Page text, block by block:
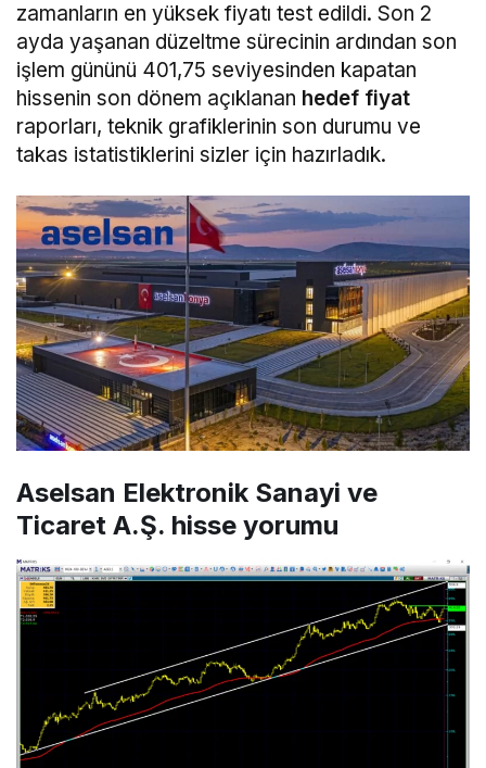
zamanların en yüksek fiyatı test edildi. Son 2
ayda yaşanan düzeltme sürecinin ardından son
işlem gününü 401,75 seviyesinden kapatan
hissenin son dönem açıklanan hedef fiyat
raporları, teknik grafiklerinin son durumu ve
takas istatistiklerini sizler için hazırladık.
Aselsan Elektronik Sanayi ve
Ticaret A.Ş. hisse yorumu